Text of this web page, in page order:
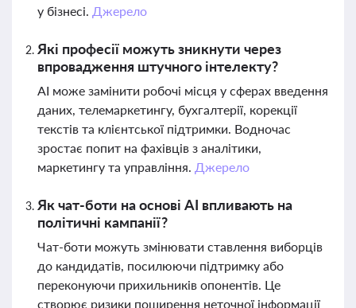
у бізнесі. Джерело
Які професії можуть зникнути через
впровадження штучного інтелекту?
AI може замінити робочі місця у сферах введення
даних, телемаркетингу, бухгалтерії, корекції
текстів та клієнтської підтримки. Водночас
зростає попит на фахівців з аналітики,
маркетингу та управління. Джерело
Як чат-боти на основі AI впливають на
політичні кампанії?
Чат-боти можуть змінювати ставлення виборців
до кандидатів, посилюючи підтримку або
переконуючи прихильників опонентів. Це
створює ризики поширення неточної інформації